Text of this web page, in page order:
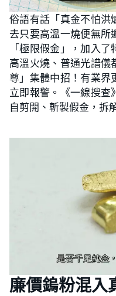
俗語有話「真金不怕洪
去只要高溫一燒便無所
「極限假金」，加入
高溫火燒、普通光譜儀
尊」集體中招！有業界
立即報警。《一線搜查
自剪開、斬製假金，拆
廉價鎢粉混